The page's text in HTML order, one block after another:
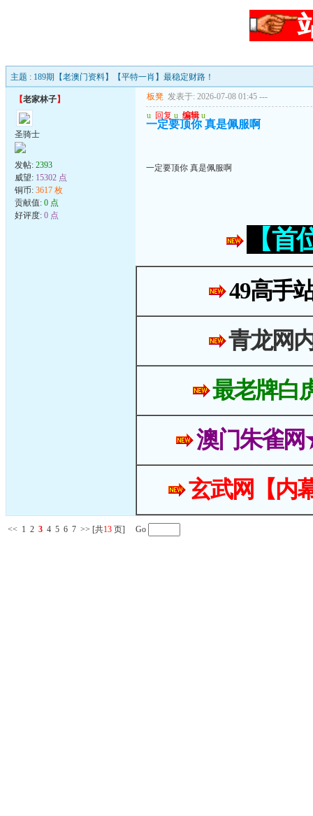
主题 : 189期【老澳门资料】【平特一肖】最稳定财路！
【老家林子】
圣骑士
发帖: 2393
威望: 15302 点
铜币: 3617 枚
贡献值: 0 点
好评度: 0 点
板凳 发表于: 2026-07-08 01:45 ---
u 回复 u 编辑 u
一定要顶你 真是佩服啊
一定要顶你 真是佩服啊
【
49高手
青龙网
最老牌白
澳门朱雀
玄武网【内
<< 1 2 3 4 5 6 7 >> [共13 页] Go